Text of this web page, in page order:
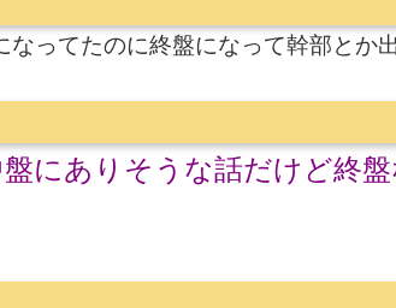
ってたのに終盤になって幹部とか
にありそうな話だけど終